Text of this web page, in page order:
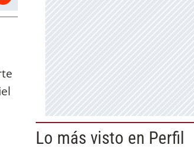
Lo más visto en Perfil